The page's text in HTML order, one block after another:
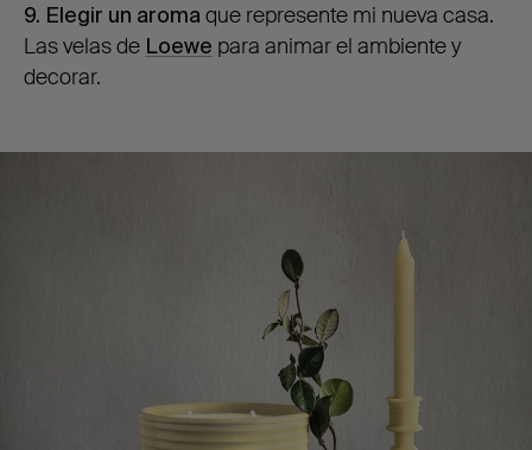
9. Elegir un aroma que represente mi nueva casa.
Las velas de Loewe para animar el ambiente y
decorar.